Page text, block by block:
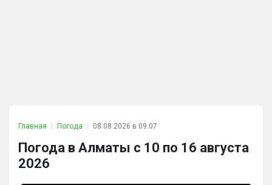
Главная Погода 08.08.2026 в 09:07
Погода в Алматы с 10 по 16 августа
2026